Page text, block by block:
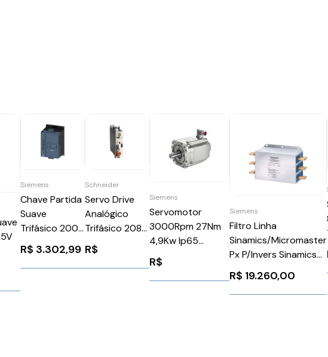
Siemens
Chave Partida
Suave
Trifásico 200
480V 25A 110
220V
3RW52151AC14
R$ 3.302,99
Schneider
Servo Drive
Analógico
Trifásico 208-
480V 6-18A
1,6Kw
Schneider
LXM32MD18N4
R$
Siemens
Servomotor
3000Rpm 27Nm
4,9Kw Ip65
1FK71012AF711QG2
Siemens 1183515
R$
Siemens
Filtro Linha
Sinamics/Micromaster
Px P/Invers Sinamics
Mm
6SL30000BE325AA0
Siemens 161515
R$ 19.260,00